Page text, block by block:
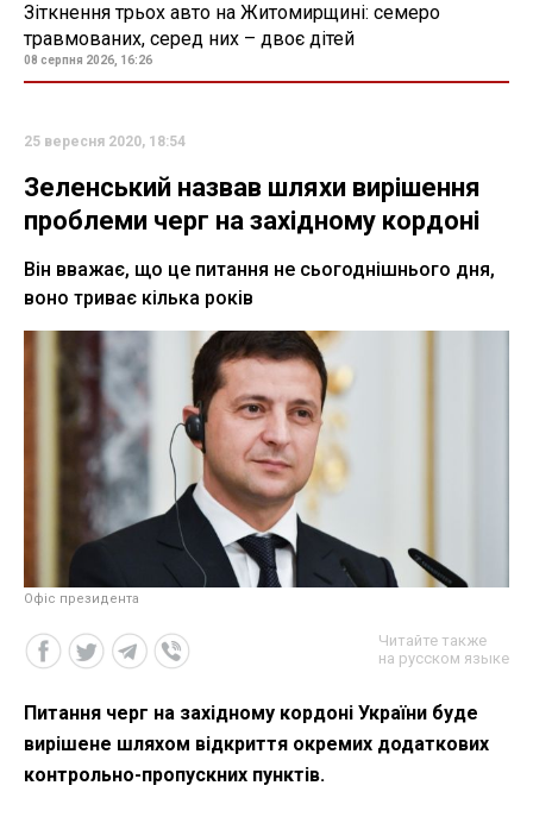
Зіткнення трьох авто на Житомирщині: семеро
травмованих, серед них – двоє дітей
08 серпня 2026, 16:26
25 вересня 2020, 18:54
Зеленський назвав шляхи вирішення
проблеми черг на західному кордоні
Він вважає, що це питання не сьогоднішнього дня,
воно триває кілька років
Офіс президента
Читайте также
на русском языке
Питання черг на західному кордоні України буде
вирішене шляхом відкриття окремих додаткових
контрольно-пропускних пунктів.